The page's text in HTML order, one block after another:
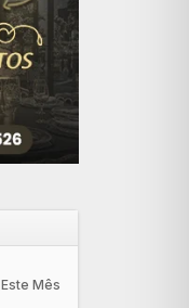
Este Mês